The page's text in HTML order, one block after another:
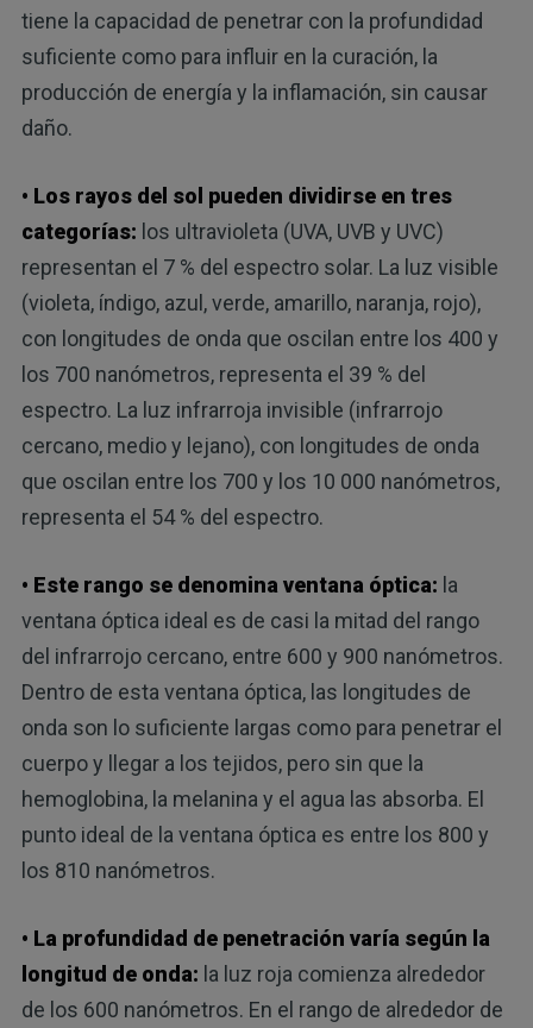
tiene la capacidad de penetrar con la profundidad
suficiente como para influir en la curación, la
producción de energía y la inflamación, sin causar
daño.
• Los rayos del sol pueden dividirse en tres
categorías: los ultravioleta (UVA, UVB y UVC)
representan el 7 % del espectro solar. La luz visible
(violeta, índigo, azul, verde, amarillo, naranja, rojo),
con longitudes de onda que oscilan entre los 400 y
los 700 nanómetros, representa el 39 % del
espectro. La luz infrarroja invisible (infrarrojo
cercano, medio y lejano), con longitudes de onda
que oscilan entre los 700 y los 10 000 nanómetros,
representa el 54 % del espectro.
• Este rango se denomina ventana óptica: la
ventana óptica ideal es de casi la mitad del rango
del infrarrojo cercano, entre 600 y 900 nanómetros.
Dentro de esta ventana óptica, las longitudes de
onda son lo suficiente largas como para penetrar el
cuerpo y llegar a los tejidos, pero sin que la
hemoglobina, la melanina y el agua las absorba. El
punto ideal de la ventana óptica es entre los 800 y
los 810 nanómetros.
• La profundidad de penetración varía según la
longitud de onda: la luz roja comienza alrededor
de los 600 nanómetros. En el rango de alrededor de